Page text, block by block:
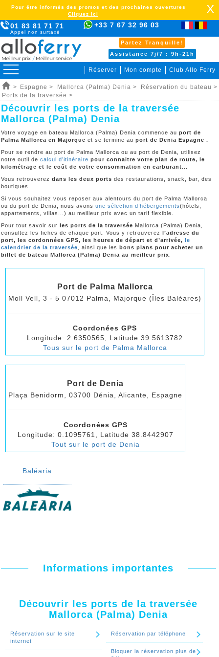
01 83 81 71 71
Appel non surtaxé
+33 7 67 32 96 03
Partez Tranquille!
Assistance 7j/7 : 9h-21h
Réserver Mon compte Club Allo Ferry
Pour être informés des promos et des prochaines ouvertures
Cliquez ici
X
> Espagne > Mallorca (Palma) Denia >
Réservation du bateau >
Ports de la traversée >
Découvrir les ports de la traversée
Mallorca (Palma) Denia
Votre voyage en bateau Mallorca (Palma) Denia commence au port de
Palma Mallorca en Majorque et se termine au port de Denia Espagne .
Pour se rendre au port de Palma Mallorca ou au port de Denia, utilisez
notre outil de calcul d’itinéraire pour connaitre votre plan de route, le
kilométrage et le coût de votre consommation en carburant
Vous retrouverez dans les deux ports des restaurations, snack, bar, des
boutiques....
Si vous souhaitez vous reposer aux alentours du port de Palma Mallorca
ou du port de Denia, nous avons une sélection d’hébergements(hôtels,
appartements, villas...) au meilleur prix avec un tarif flexible.
Pour tout savoir sur les ports de la traversée Mallorca (Palma) Denia,
consultez les fiches de chaque port. Vous y retrouverez l’adresse du
port, les cordonnées GPS, les heures de départ et d’arrivée, le
calendrier de la traversée , ainsi que les bons plans pour acheter un
billet de bateau Mallorca (Palma) Denia au meilleur prix
Port de Palma Mallorca
Moll Vell, 3 - 5 07012 Palma, Majorque (Îles Baléares)
Coordonées GPS
Longitude: 2.6350565, Latitude 39.5613782
Tous sur le port de Palma Mallorca
Port de Denia
Plaça Benidorm, 03700 Dénia, Alicante, Espagne
Coordonées GPS
Longitude: 0.1095761, Latitude 38.8442907
Tout sur le port de Denia
Baléaria
Informations importantes
Découvrir les ports de la traversée
Mallorca (Palma) Denia
Réservation sur le site
internet
Réservation par téléphone
Bloquer la réservation plus de